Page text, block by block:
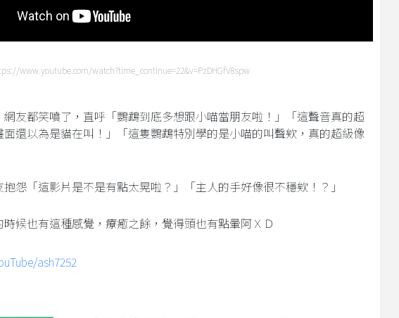
www.youtube.com/watch?time_continue=22&v=PzDHGfV8spw
網友都笑噴了，直呼「鸚鵡到底多想跟小喵當朋友啦！」「這聲音真的超
面還以為是貓在叫！」「這隻鸚鵡特別學的是小喵的叫聲欸，真的超級像
怨「這影片是不是有點太晃啦？」「主人的手好像很不穩欸！？」
候也有這種感覺，療癒之餘，覺得頭也有點暈阿ＸＤ
ash7252